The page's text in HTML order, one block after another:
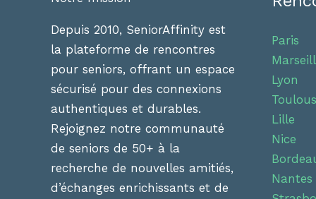
entre
seniors
Depuis 2010, SeniorAffinity est
la plateforme de rencontres
pour seniors, offrant un espace
sécurisé pour des connexions
authentiques et durables.
Rejoignez notre communauté
de seniors de 50+ à la
recherche de nouvelles amitiés,
d’échanges enrichissants et de
Paris
Lyon
Lille
Nice
Nantes